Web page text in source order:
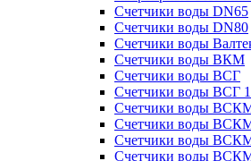
Счетчики воды DN65
Счетчики воды DN80
Счетчики воды
Счетчики воды ВКМ
Счетчики воды ВСГ
Счетчики воды ВСГ
Счетчики воды
Счетчики воды
Счетчики воды
Счетчики воды